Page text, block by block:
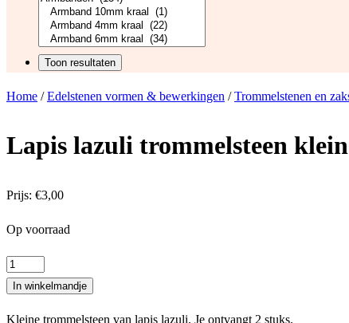
Home /Edelstenen vormen & bewerkingen /Trommelstenen en
Lapis lazuli trommelsteen
Prijs: €3,00
Op voorraad
Lapis
lazuli
In winkelmandje
Kleine trommelsteen van lapis lazuli. Je ontvangt 2 stuks.